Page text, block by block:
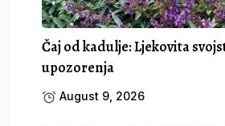
Čaj od kadulje: Ljekovita
upozorenja
August 9, 2026